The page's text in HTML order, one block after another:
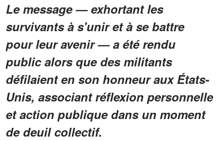
Le message — exhortant les
survivants à s'unir et à se battre
pour leur avenir — a été rendu
public alors que des militants
défilaient en son honneur aux États-
Unis, associant réflexion personnelle
et action publique dans un moment
de deuil collectif.